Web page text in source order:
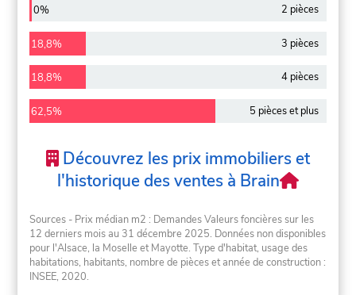
0% 2 pièces
18,8% 3 pièces
18,8% 4 pièces
62,5% 5 pièces et plus
Découvrez les prix immobiliers et
l'historique des ventes à Brain
Sources - Prix médian m2 : Demandes Valeurs foncières sur les
12 derniers mois au 31 décembre 2025. Données non disponibles
pour l'Alsace, la Moselle et Mayotte. Type d'habitat, usage des
habitations, habitants, nombre de pièces et année de construction :
INSEE, 2020.